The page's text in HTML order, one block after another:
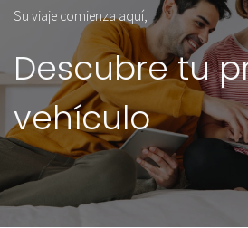
Su viaje comienza aquí,
Descubre tu
vehículo